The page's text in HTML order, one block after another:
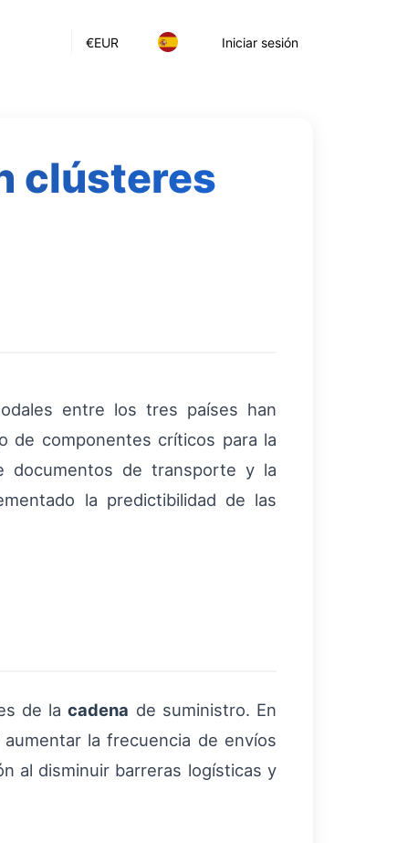
€EUR Iniciar sesión
clústeres
entre los tres países han
de componentes críticos para la
documentos de transporte y la
la predictibilidad de las
de lacadena de suministro. En
la frecuencia de envíos
al disminuir barreras logísticas y